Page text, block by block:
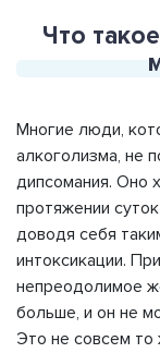
Что
Многие люди,
алкоголизма, не
дипсомания. Оно
протяжении
доводя себя
интоксикации.
непреодолимое
больше, и он не
Это не совсем то